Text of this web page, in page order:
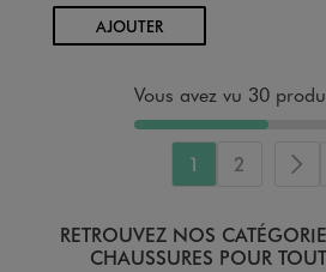
AJOUTERAU PANIER
Vous avez vu 30
1 2
RETROUVEZ NOS
CHAUSSURES POUR